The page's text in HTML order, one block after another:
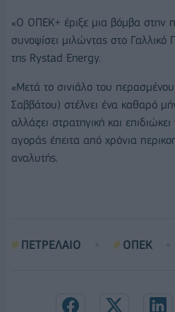
«Ο ΟΠΕΚ+ έριξε μια βόμβα στην
συνοψίσει μιλώντας στο Γαλλικό
της Rystad Energy.
«Μετά το σινιάλο του
Σαββάτου) στέλνει ένα καθαρό
αλλάζει στρατηγική και
αγοράς έπειτα από χρόνια
αναλυτής.
ΠΕΤΡΕΛΑΙΟ ΟΠΕΚ